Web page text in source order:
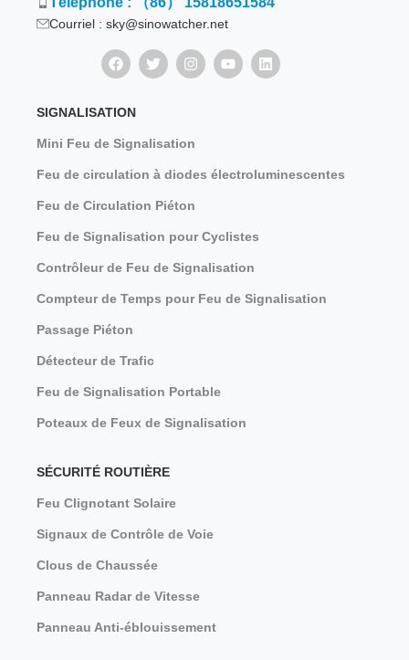
Courriel : sky@sinowatcher.net
SIGNALISATION
Mini Feu de Signalisation
Feu de circulation à diodes électroluminescentes
Feu de Circulation Piéton
Feu de Signalisation pour Cyclistes
Contrôleur de Feu de Signalisation
Compteur de Temps pour Feu de Signalisation
Passage Piéton
Détecteur de Trafic
Feu de Signalisation Portable
Poteaux de Feux de Signalisation
SÉCURITÉ ROUTIÈRE
Feu Clignotant Solaire
Signaux de Contrôle de Voie
Clous de Chaussée
Panneau Radar de Vitesse
Panneau Anti-éblouissement